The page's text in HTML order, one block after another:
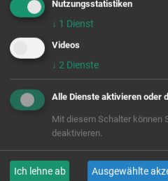
Angela Tomalka
Referentin
im
Landkreis Sächsische Schweiz-
Nutzungsstatistiken
↓ 1 Dienst
Videos
↓ 2 Dienste
Alle Dienste aktivieren oder
Mit diesem Schalter können
deaktivieren.
Ich lehne ab Ausgewählte